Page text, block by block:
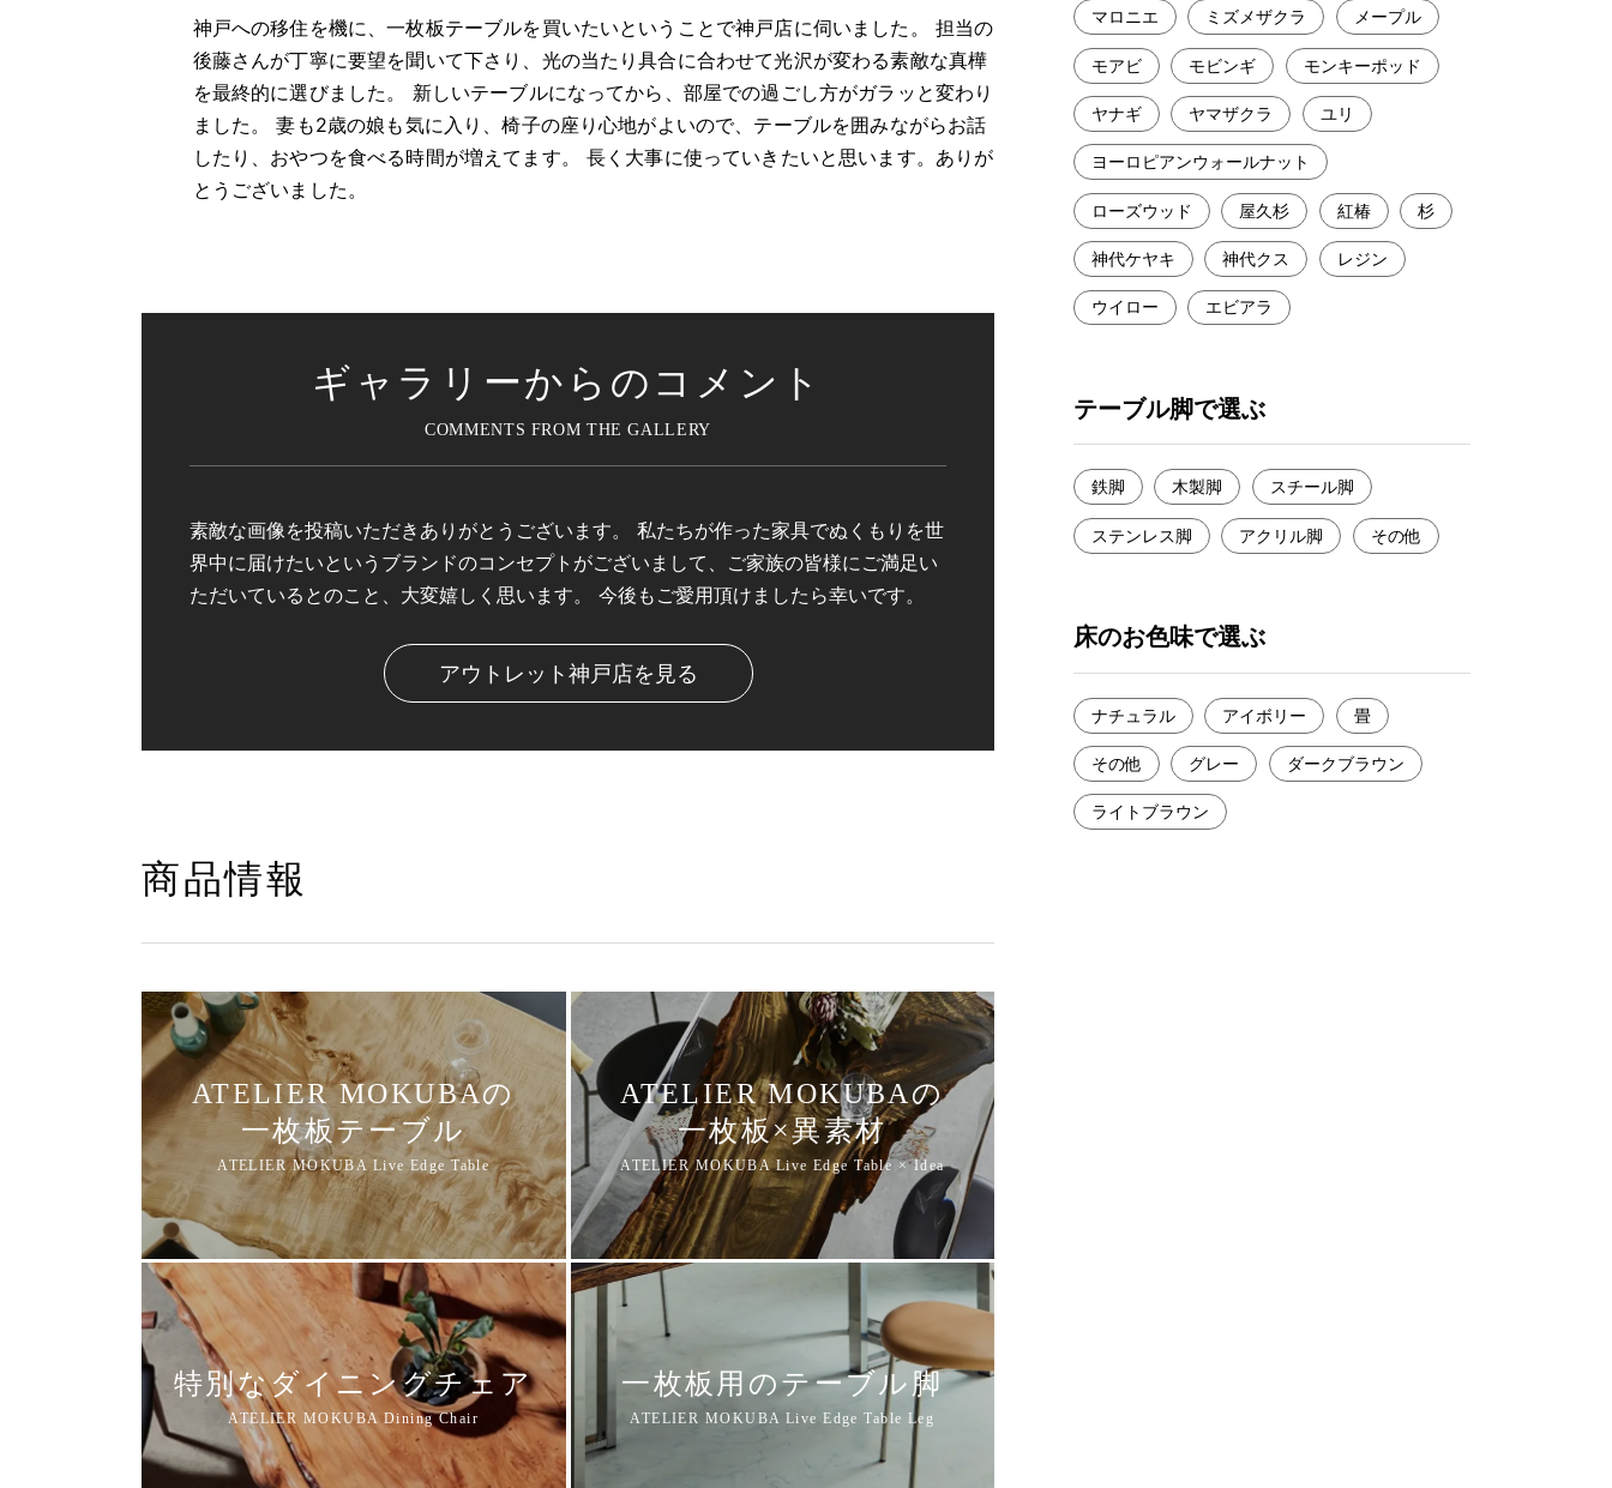
神戸への移住を機に、一枚板テーブルを買いたいということで神戸店に伺いました。 担当の
後藤さんが丁寧に要望を聞いて下さり、光の当たり具合に合わせて光沢が変わる素敵な真樺
を最終的に選びました。 新しいテーブルになってから、部屋での過ごし方がガラッと変わり
ました。 妻も2歳の娘も気に入り、椅子の座り心地がよいので、テーブルを囲みながらお話
したり、おやつを食べる時間が増えてます。 長く大事に使っていきたいと思います。ありが
とうございました。
ギャラリーからのコメント
素敵な画像を投稿いただきありがとうございます。 私たちが作った家具でぬくもりを世
界中に届けたいというブランドのコンセプトがございまして、ご家族の皆様にご満足い
ただいているとのこと、大変嬉しく思います。 今後もご愛用頂けましたら幸いです。
アウトレット神戸店を見る
商品情報
ATELIER MOKUBAの
一枚板テーブル
ATELIER MOKUBAの
一枚板×異素材
特別なダイニングチェア 一枚板用のテーブル脚
マロニエ ミズメザクラ メープル
モアビ モビンギ モンキーポッド
ヤナギ ヤマザクラ ユリ
ヨーロピアンウォールナット
ローズウッド 屋久杉 紅椿 杉
神代ケヤキ 神代クス レジン
ウイロー エビアラ
テーブル脚で選ぶ
鉄脚 木製脚 スチール脚
ステンレス脚 アクリル脚 その他
床のお色味で選ぶ
ナチュラル アイボリー 畳
その他 グレー ダークブラウン
ライトブラウン